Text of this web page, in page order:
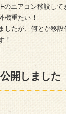
のエアコン移設して
機重たい！
したが、何とか移
！
開しました